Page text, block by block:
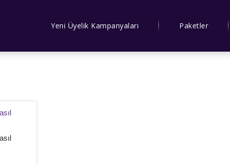
Yeni Üyelik Kampanyaları Paketler